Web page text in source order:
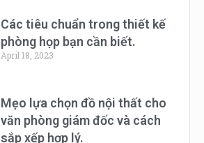
Các tiêu chuẩn trong thiết kế
phòng họp bạn cần biết.
April 18, 2023
Mẹo lựa chọn đồ nội thất cho
văn phòng giám đốc và cách
sắp xếp hợp lý.